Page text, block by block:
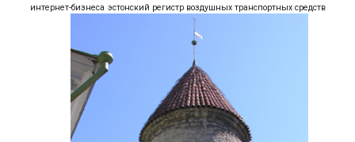
интернет-бизнеса эстонский регистр воздушных транспортных средств